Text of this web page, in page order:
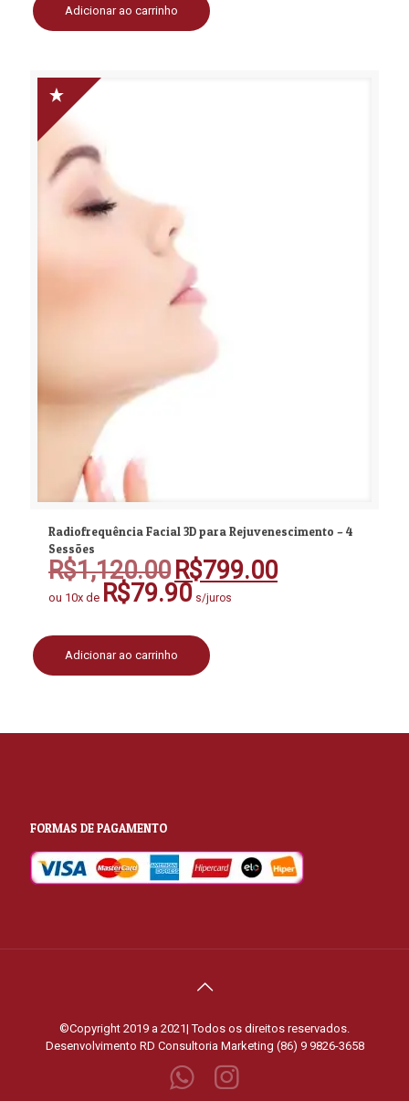
Adicionar ao carrinho
Radiofrequência Facial 3D para Rejuvenescimento – 4
Sessões
R$1,120.00 O
preço
original
R$1,120.00.
R$799.00O
preço
ou 10x de R$79.90 s/juros
Adicionar ao carrinho
FORMAS DE PAGAMENTO
©Copyright 2019 a 2021| Todos os direitos reservados.
Desenvolvimento RD Consultoria Marketing (86) 9 9826-3658